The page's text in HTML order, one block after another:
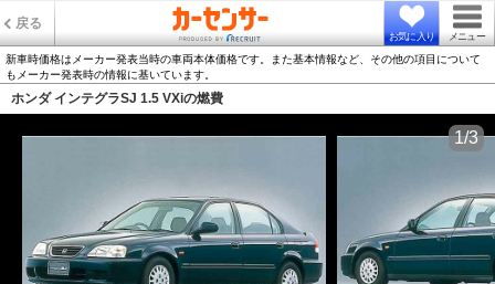
戻る
お気に入り メニュー
新車時価格はメーカー発表当時の車両本体価格です。また基本情報など、その他の項目について
もメーカー発表時の情報に基いています。
ホンダ インテグラSJ 1.5 VXiの燃費
1/3